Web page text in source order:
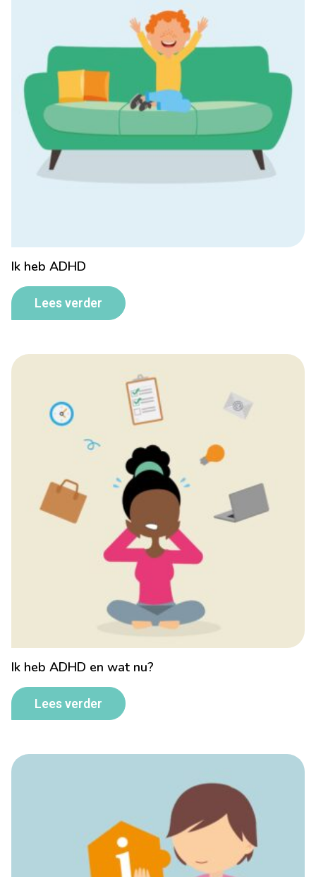
Ik heb ADHD
Lees verder
Ik heb ADHD en wat nu?
Lees verder